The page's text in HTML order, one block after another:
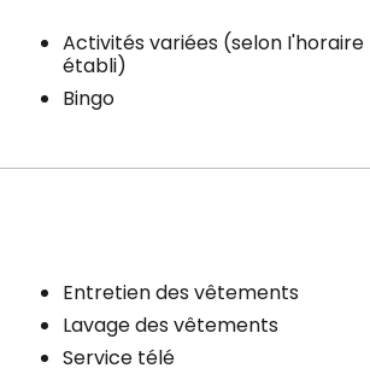
Activités variées (selon I'horaire
établi)
Bingo
Entretien des vêtements
Lavage des vêtements
Service télé